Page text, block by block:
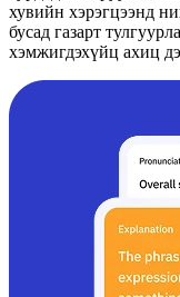
хувийн хэрэгцээнд
бусад газарт
хэмжигдэхүйц ахиц